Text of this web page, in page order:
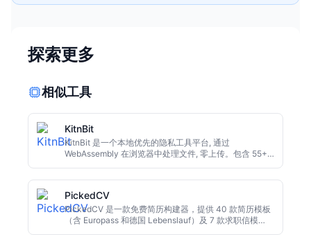
探索更多
相似工具
KitnBit
KitnBit 是一个本地优先的隐私工具平台, 通过
WebAssembly 在浏览器中处理文件, 零上传。包含 55+
PickedCV
PickedCV 是一款免费简历构建器，提供 40 款简历模板
（含 Europass 和德国 Lebenslauf）及 7 款求职信模